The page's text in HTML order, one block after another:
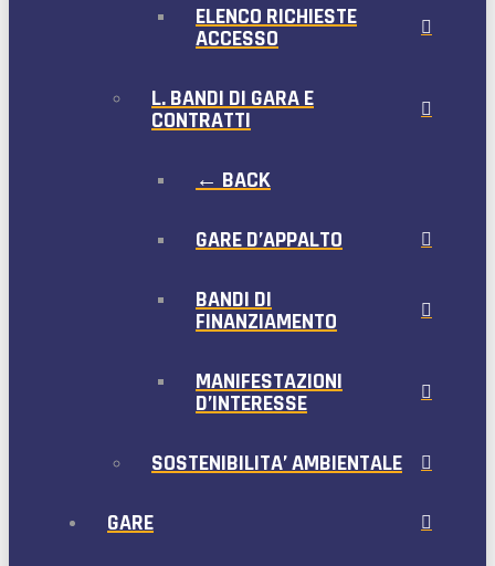
ELENCO RICHIESTE
ACCESSO
L. BANDI DI GARA E
CONTRATTI
← BACK
GARE D’APPALTO
BANDI DI
FINANZIAMENTO
MANIFESTAZIONI
D’INTERESSE
SOSTENIBILITA’ AMBIENTALE
GARE